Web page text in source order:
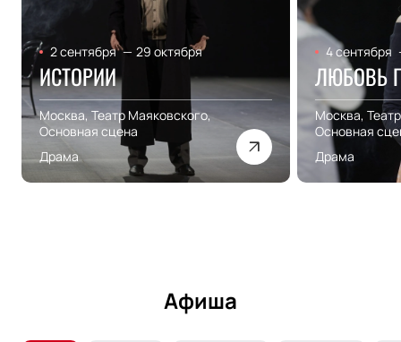
2 сентября — 29 октября
ИСТОРИИ
Москва, Театр Маяковского,
Основная сцена
Драма
4 сентября
ЛЮБОВЬ
Москва,
Основная
Драма
Афиша